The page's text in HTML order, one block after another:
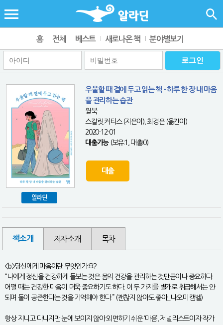
홈 전체 베스트 새로나온 책 분야별보기
알라딘
우울할 때 곁에 두고 읽는 책 - 하루 한 장 내 마음
을 관리하는 습관
윌북
스칼릿 커티스 (지은이), 최경은 (옮긴이)
2020-12-01
대출가능(보유:1, 대출:0)
대출
책소개 저자소개 목차
<b>당신에게 마음이란 무엇인가요?
“나에게 정신을 건강하게 돌보는 것은 몸의 건강을 관리하는 것만큼이나 중요하다.
어떨 때는 건강한 마음이 더욱 중요하기도 하다. 이 두 가지를 별개로 취급해서는 안
되며 둘이 공존한다는 것을 기억해야 한다.” (괜찮지 않아도 좋아_나오미 캠벨)
항상 지니고 다니지만 눈에 보이지 않아 외면하기 쉬운 ‘마음’, 저널리스트이자 작가